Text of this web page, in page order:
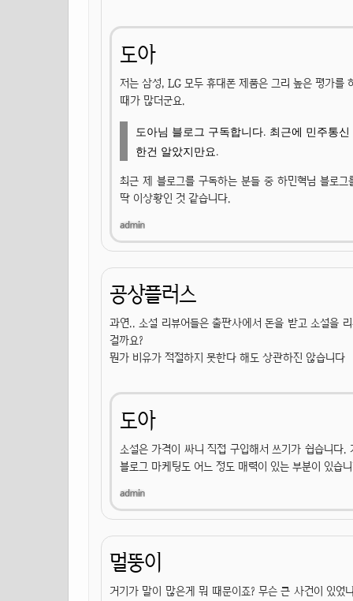
도아
저는 삼성, LG 모두 휴대폰 제품은 그리 높은 평가를
때가 많더군요.
도아님 블로그 구독합니다. 최근에 민주통
한건 알았지만요.
최근 제 블로그를 구독하는 분들 중 하민혁님 블로
딱 이상황인 것 같습니다.
공상플러스
과연.. 소설 리뷰어들은 출판사에서 돈을 받고 소설을
걸까요?
뭔가 비유가 적절하지 못한다 해도 상관하진 않습니다
도아
소설은 가격이 싸니 직접 구입해서 쓰기가 쉽습니다
블로그 마케팅도 어느 정도 매력이 있는 부분이 있습
멀뚱이
거기가 말이 많은게 뭐 때문이죠? 무슨 큰 사건이 있었